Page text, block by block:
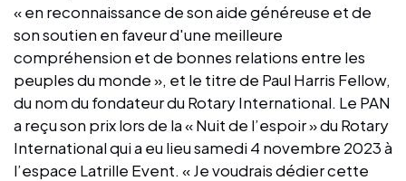
« en reconnaissance de son aide généreuse et de
son soutien en faveur d'une meilleure
compréhension et de bonnes relations entre les
peuples du monde », et le titre de Paul Harris Fellow,
du nom du fondateur du Rotary International. Le PAN
a reçu son prix lors de la « Nuit de l’espoir » du Rotary
International qui a eu lieu samedi 4 novembre 2023 à
l’espace Latrille Event. « Je voudrais dédier cette